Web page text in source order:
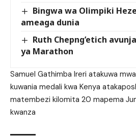
Bingwa wa Olimpiki
ameaga dunia
Ruth Chepng’etich
ya Marathon
Samuel Gathimba Ireri atakuwa
kuwania medali kwa Kenya
matembezi kilomita 20 mapema
kwanza